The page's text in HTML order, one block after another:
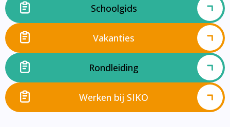
Schoolgids
Vakanties
Rondleiding
Werken bij SIKO